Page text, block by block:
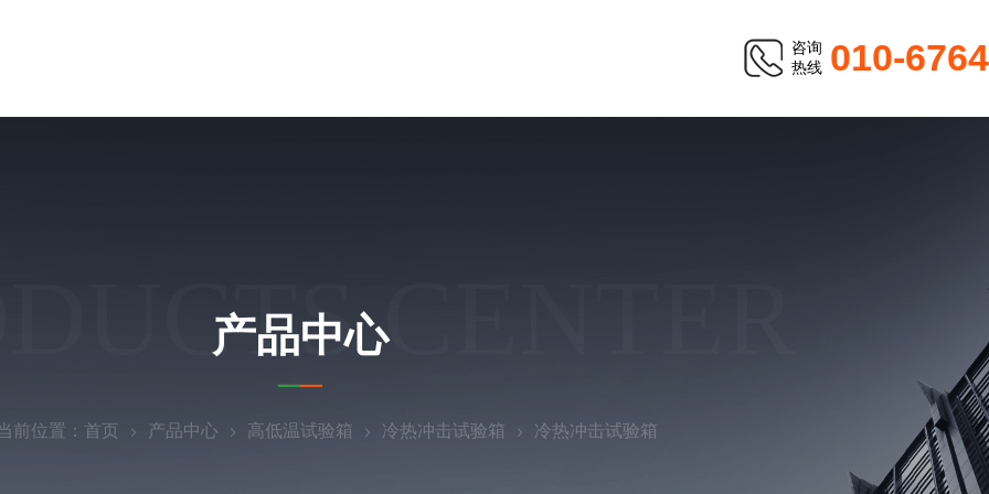
咨询
热线 010-
CENTER
产品中心
前位置： 首页 产品中心 高低温试验箱 冷热冲击试验箱 冷热冲击试验箱